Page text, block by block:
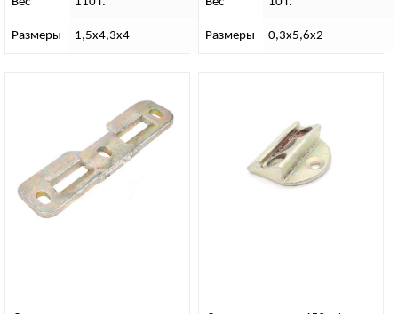
Размеры 1,5х4,3х4 Размеры 0,3х5,6х2